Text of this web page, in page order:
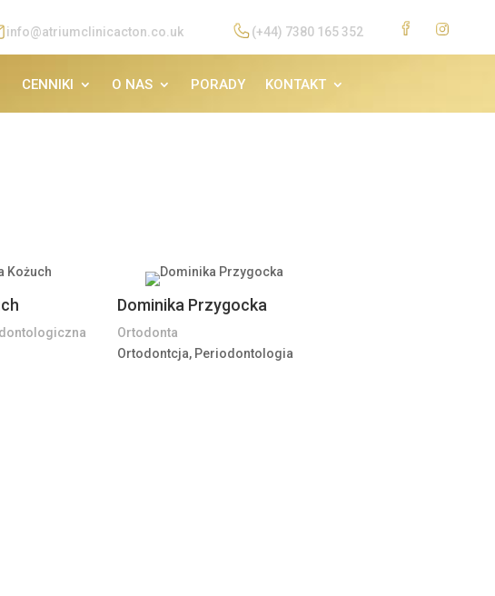
info@atriumclinicacton.co.uk (+44) 7380 165 352
CENNIKI O NAS PORADY KONTAKT
Dominika Przygocka
Ortodonta
Ortodontcja, Periodontologia